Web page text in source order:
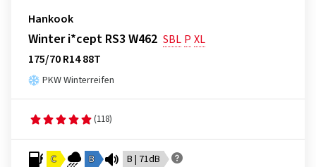
Hankook
Winter i*cept RS3 W462 SBL P XL
175/70 R14 88T
PKW Winterreifen
(118)
C B B | 71dB